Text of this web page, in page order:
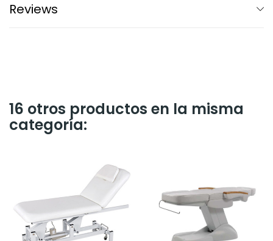
Reviews
16 otros productos en la misma
categoría: